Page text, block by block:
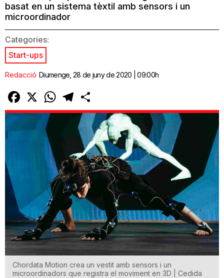
basat en un sistema tèxtil amb sensors i un
microordinador
Categories:
Start-ups
Redacció Diumenge, 28 de juny de 2020 | 09:00h
Facebook
X WhatsAppTelegram
Chordata Motion crea un vestit amb sensors i un
microordinadors que registra el moviment en 3D | Cedida